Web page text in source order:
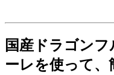
国産ドラゴン
ーレを使って